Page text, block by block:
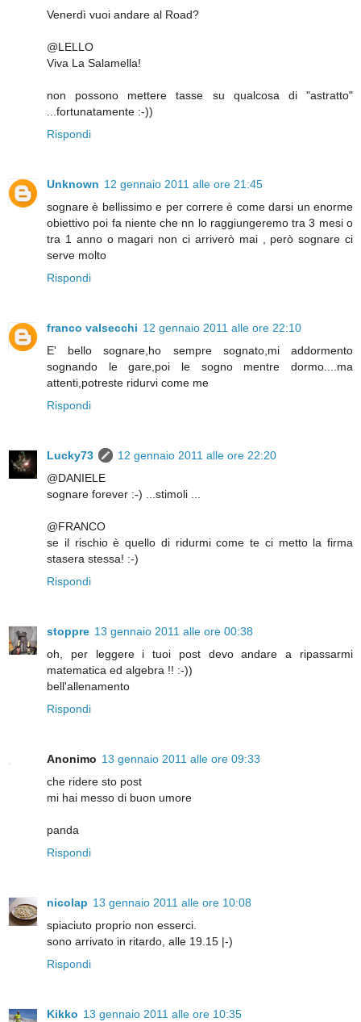
Venerdì vuoi andare al Road?
@LELLO
Viva La Salamella!
non possono mettere tasse su qualcosa di "astratto"
...fortunatamente :-))
Rispondi
Unknown 12 gennaio 2011 alle ore 21:45
sognare è bellissimo e per correre è come darsi un enorme
obiettivo poi fa niente che nn lo raggiungeremo tra 3 mesi o
tra 1 anno o magari non ci arriverò mai , però sognare ci
serve molto
Rispondi
franco valsecchi 12 gennaio 2011 alle ore 22:10
E' bello sognare,ho sempre sognato,mi addormento
sognando le gare,poi le sogno mentre dormo....ma
attenti,potreste ridurvi come me
Rispondi
Lucky73
12 gennaio 2011 alle ore 22:20
@DANIELE
sognare forever :-) ...stimoli ...
@FRANCO
se il rischio è quello di ridurmi come te ci metto la firma
stasera stessa! :-)
Rispondi
stoppre 13 gennaio 2011 alle ore 00:38
oh, per leggere i tuoi post devo andare a ripassarmi
matematica ed algebra !! :-))
bell'allenamento
Rispondi
Anonimo 13 gennaio 2011 alle ore 09:33
che ridere sto post
mi hai messo di buon umore
panda
Rispondi
nicolap 13 gennaio 2011 alle ore 10:08
spiaciuto proprio non esserci.
sono arrivato in ritardo, alle 19.15 |-)
Rispondi
Kikko 13 gennaio 2011 alle ore 10:35